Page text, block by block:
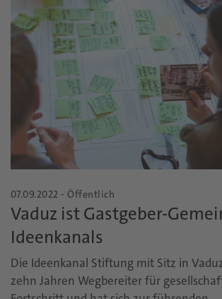
07.09.2022 - Öffentlich
Vaduz ist Gastgeber-
Ideenkanals
Die Ideenkanal Stiftung mit Sitz in
zehn Jahren Wegbereiter für